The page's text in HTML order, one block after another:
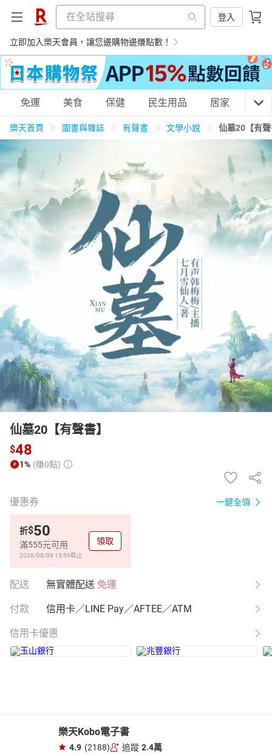
登入
立即加入樂天會員，讓您邊購物邊賺點數！
購物網分類
天天免運 民生用品
居家生活 3C家電 運動休閒 親子玩具
男裝 化妝保養
電子/紙本書
HOT
免運 美食 保健 民生用品 居家 3C
樂天首頁 圖書與雜誌 有聲書 文學小說 仙墓20【有
仙墓20【有聲書】
$48
1% (賺0點)
優惠券 一鍵全領
折$50
滿555元可用
2026/08/09 15:59截止
領取
配送 無實體配送 免運
付款 信用卡／LINE Pay／AFTEE／ATM
信用卡優惠
樂天Kobo電子書
4.9 (2188) 追蹤 2.4萬